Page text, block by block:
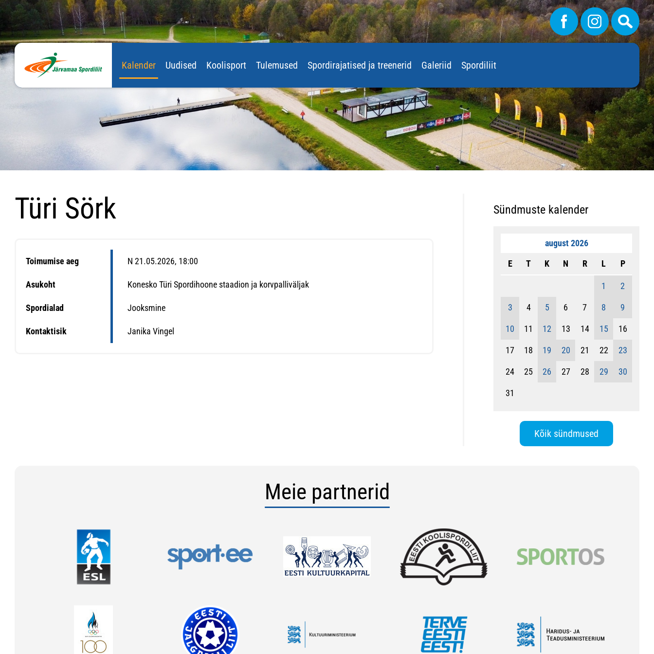
Kalender Uudised Koolisport Tulemused Spordirajatised ja treenerid Galeriid Spordiliit
Türi Sörk
Toimumise aeg N 21.05.2026, 18:00
Asukoht Konesko Türi Spordihoone staadion ja korvpalliväljak
Spordialad Jooksmine
Kontaktisik Janika Vingel
Sündmuste kalender
august 2026
E
T K N R L P
1 2
3 4 5 6 7 8 9
10 11 12 13 14 15 16
17 18 19 20 21 22 23
24 25 26 27 28 29 30
31
Kõik sündmused
Meie partnerid